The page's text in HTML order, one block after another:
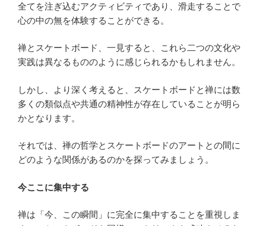
全てを注ぎ込むアクティビティであり、滑走することで
心の中の無を体験することができる。
禅とスケートボード、一見すると、これら二つの文化や
実践は異なるもののように感じられるかもしれません。
しかし、より深く考えると、スケートボードと禅には数
多くの類似点や共通の精神性が存在していることが明ら
かとなります。
それでは、禅の哲学とスケートボードのアートとの間に
どのような関係があるのかを探ってみましょう。
今ここに集中する
禅は「今、この瞬間」に完全に集中することを重視しま